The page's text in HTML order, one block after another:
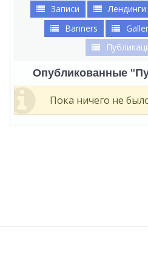
Записи Лендинги
Banners
Опубликованные
Пока ничего не